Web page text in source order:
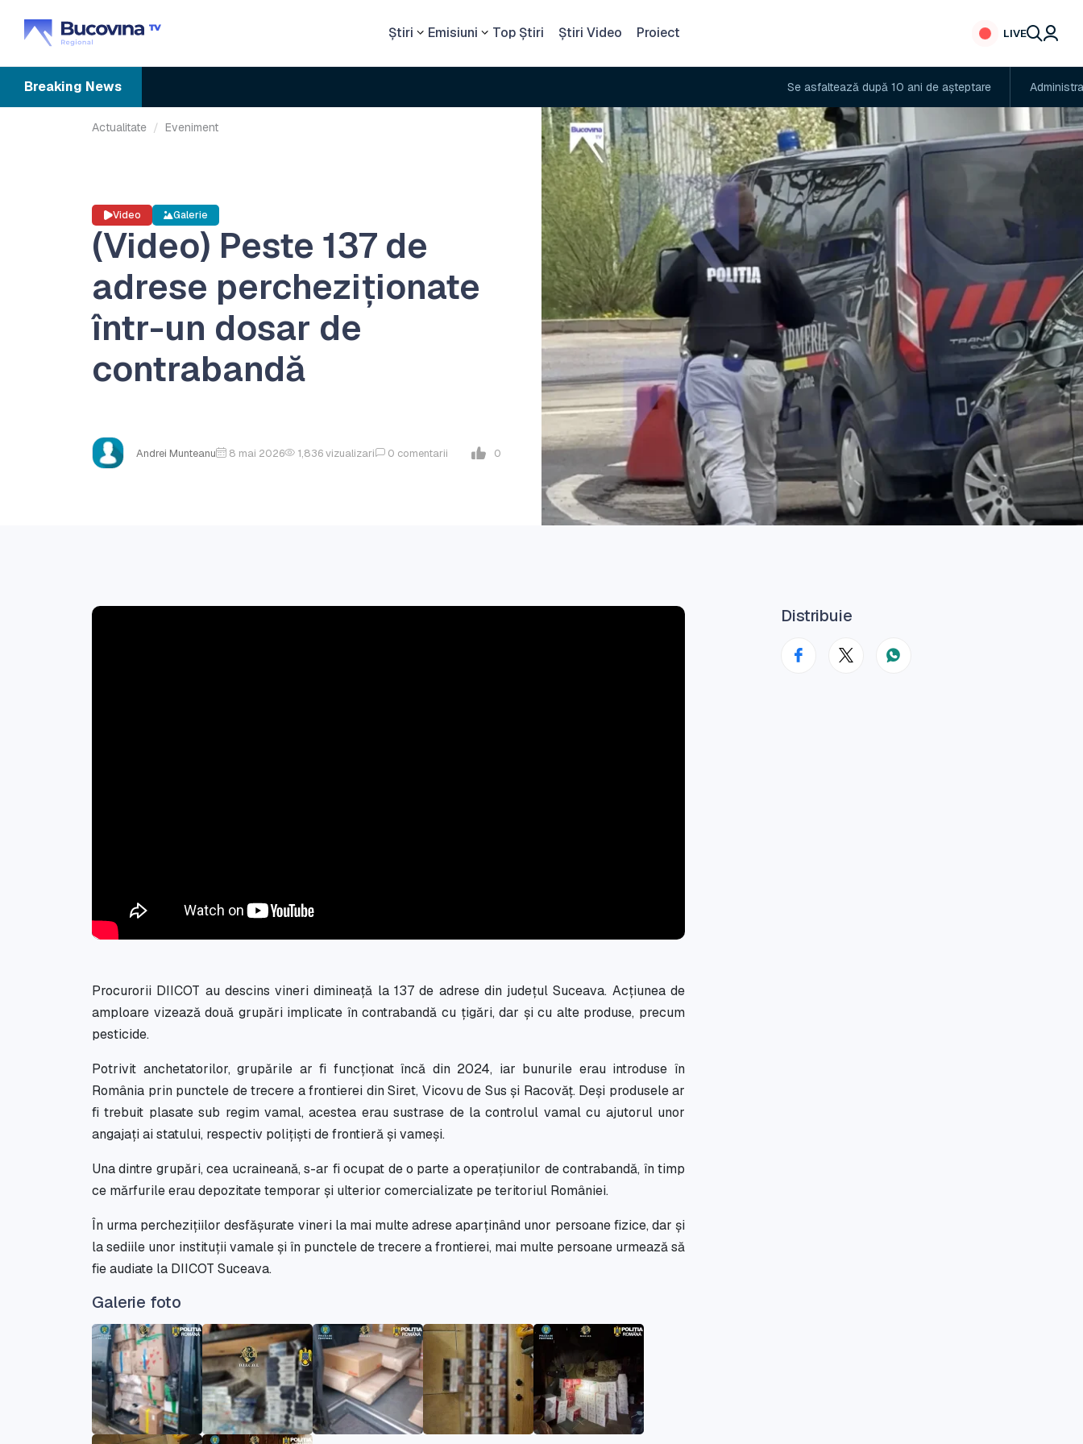
Știri Emisiuni Top Știri Știri Video Proiect LIVE
Breaking News Se asfaltează după 10 ani de așteptare Administratorul
Actualitate Eveniment
Video Galerie
(Video) Peste 137 de
adrese percheziționate
într-un dosar de
contrabandă
Andrei Munteanu 8 mai 2026 1,836vizualizari 0 comentarii 0
Procurorii DIICOT au descins vineri dimineață la 137 de adrese din județul Suceava. Acțiunea de
amploare vizează două grupări implicate în contrabandă cu țigări, dar și cu alte produse, precum
pesticide.
Potrivit anchetatorilor, grupările ar fi funcționat încă din 2024, iar bunurile erau introduse în
România prin punctele de trecere a frontierei din Siret, Vicovu de Sus și Racovăț. Deși produsele ar
fi trebuit plasate sub regim vamal, acestea erau sustrase de la controlul vamal cu ajutorul unor
angajați ai statului, respectiv polițiști de frontieră și vameși.
Una dintre grupări, cea ucraineană, s-ar fi ocupat de o parte a operațiunilor de contrabandă, în timp
ce mărfurile erau depozitate temporar și ulterior comercializate pe teritoriul României.
În urma perchezițiilor desfășurate vineri la mai multe adrese aparținând unor persoane fizice, dar și
la sediile unor instituții vamale și în punctele de trecere a frontierei, mai multe persoane urmează să
fie audiate la DIICOT Suceava.
Galerie foto
Distribuie